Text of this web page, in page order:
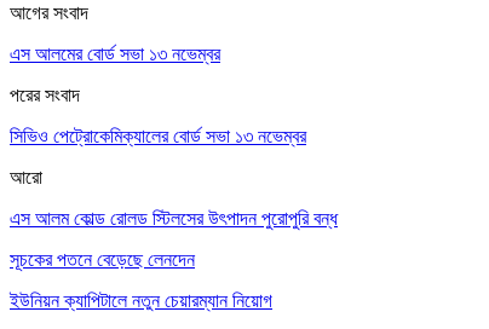
আগের সংবাদ
এস আলমের বোর্ড সভা ১৩ নভেম্বর
পরের সংবাদ
সিভিও পেট্রোকেমিক্যালের বোর্ড সভা ১৩ নভেম্বর
আরো
এস আলম কোল্ড রোলড স্টিলসের উৎপাদন পুরোপুরি বন্ধ
সূচকের পতনে বেড়েছে লেনদেন
ইউনিয়ন ক্যাপিটালে নতুন চেয়ারম্যান নিয়োগ